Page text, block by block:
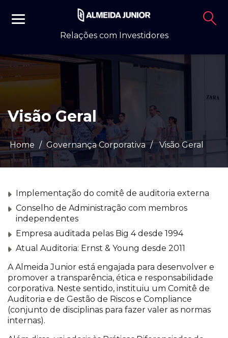
Relações com Investidores
Visão Geral
Home / Governança Corporativa / Visão Geral
Implementação do comitê de auditoria externa
Conselho de Administração com membros
independentes
Empresa auditada pelas Big 4 desde 1994
Atual Auditoria: Ernst & Young desde 2011
A Almeida Junior está engajada para desenvolver e
promover a transparência, ética e responsabilidade
corporativa. Neste sentido, instituiu um Comitê de
Auditoria e de Gestão de Riscos e Compliance
(conjunto de disciplinas para fazer valer as normas
internas).